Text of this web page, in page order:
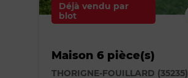
Déjà vendu par
blot
Maison 6 pièce(s)
THORIGNE-FOUILLARD (35235)